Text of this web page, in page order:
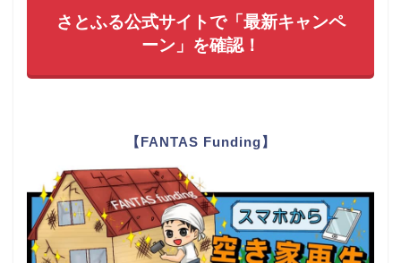
さとふる公式サイトで「最新キャンペ
ーン」を確認！
【FANTAS Funding】